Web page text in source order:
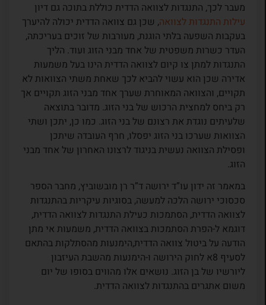
מעבר לכך, התנגדות לצוואה הדדית כוללת בתוכה גם דיון
עילות התנגדות לצוואה, שכן גם צוואה הדדית יכולה להיערך
בעקבות השפעה בלתי הוגנת, מעורבות של זוכים בעריכתה,
העדר כשרות משפטית של אחד מבני הזוג ועוד. הליך
התנגדות למתן צו קיום לצוואה הדדית הינו בעל משמעות
אדירה שכן הוא עשוי להביא לכך שאחת משתי הצוואות לא
תקויים, והצוואה המאוחרת שערך אחד מבני הזוג תקויים אך
רק ביחס למחצית הרכוש של בני הזוג. מדובר בתוצאה
שלעיתים נוגדת את רצונם של בני הזוג. כמו כן, יתכן ושתי
הצוואות שערכו בני הזוג יפסלו, חרף העובדה שיתכן
ופסילת הצוואה נעשית בניגוד לרצונו האחרון של אחד מבני
הזוג.
במאמר זה ידון עו”ד ירושה ד”ר רן מובשוביץ, מחבר הספר
סכסוכי ירושה הלכה למעשה, בסוגיות עיקריות בהתנגדות
לצוואה הדדית, הסתמכות כעילת התנגדות לצוואה הדדית,
דוגמא ל-הפרת הסתמכות בצוואה הדדית, משמעות אי מתן
הודעה על ביטול צוואה הדדית,הימנעות מהסתלקות בהתאם
לסעיף 8א לחוק הירושה ו-הימנעות מהשבת העיזבון
ליורשיו של בן הזוג. נושאים אלו מהווים בסופו של יום
משום אתגרים בהתנגדות לצוואה הדדית.